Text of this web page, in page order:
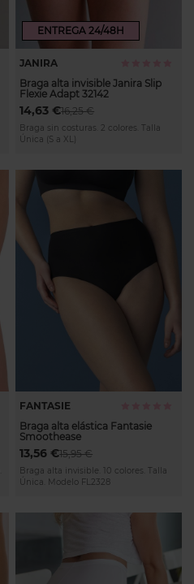
ENTREGA 24/48H
JANIRA
Braga alta invisible Janira Slip
Flexie Adapt 32142
16,25 €
14,63 €
Braga sin costuras. 2 colores. Talla
Única (S a XL)
FANTASIE
Braga alta elástica Fantasie
Smoothease
15,95 €
13,56 €
Braga alta invisible. 10 colores. Talla
Única. Modelo FL2328